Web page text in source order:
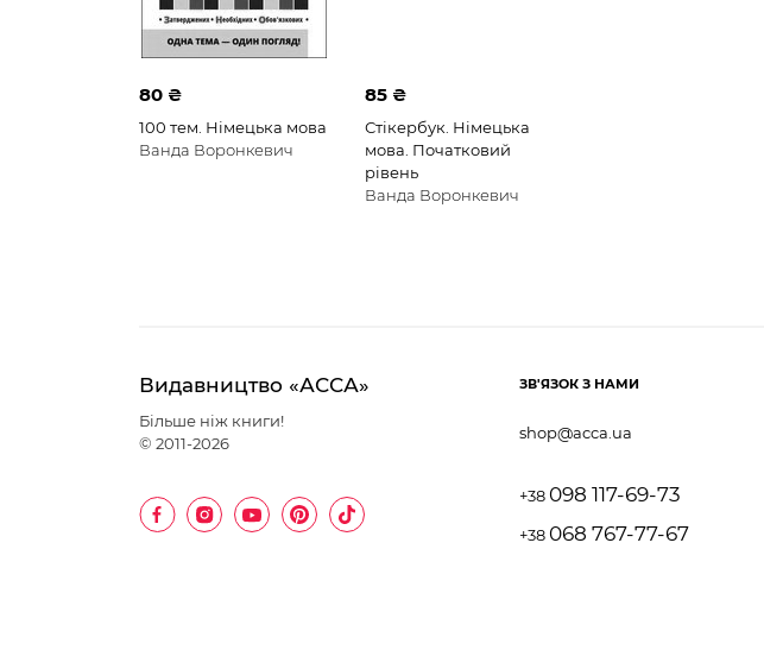
80 ₴
100 тем. Німецька мова
Ванда Воронкевич
85 ₴
Стікербук. Німецька
мова. Початковий
рівень
Ванда Воронкевич
Видавництво «АССА»
Більше ніж книги!
© 2011-2026
ЗВ'ЯЗОК З НАМИ
shop@acca.ua
+38 098 117-69-73
+38 068 767-77-67